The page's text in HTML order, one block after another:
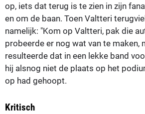
op, iets dat terug is te zien in zijn
en om de baan. Toen Valtteri
namelijk: "Kom op Valtteri, pak die
probeerde er nog wat van te maken,
resulteerde dat in een lekke band
hij alsnog niet de plaats op het
op had gehoopt.
Kritisch